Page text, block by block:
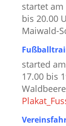
startet am
bis 20.00
Maiwald-
started
17.00 bis